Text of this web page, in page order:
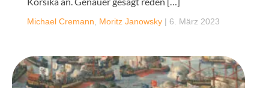
Michael Cremann Moritz Janowsky | 6. März 2023